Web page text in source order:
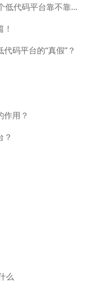
码平台靠不靠谱？
码平台的“真假”？
作用？
？
么